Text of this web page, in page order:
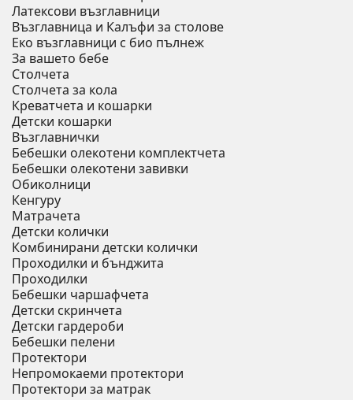
Латексови възглавници
Възглавница и Калъфи за столове
Еко възглавници с био пълнеж
За вашето бебе
Столчета
Столчета за кола
Креватчета и кошарки
Детски кошарки
Възглавнички
Бебешки oлекотени комплектчета
Бебешки олекотени завивки
Обиколници
Кенгуру
Матрачета
Детски колички
Комбинирани детски колички
Проходилки и бънджита
Проходилки
Бебешки чаршафчета
Детски скринчета
Детски гардероби
Бебешки пелени
Протектори
Непромокаеми протектори
Протектори за матрак